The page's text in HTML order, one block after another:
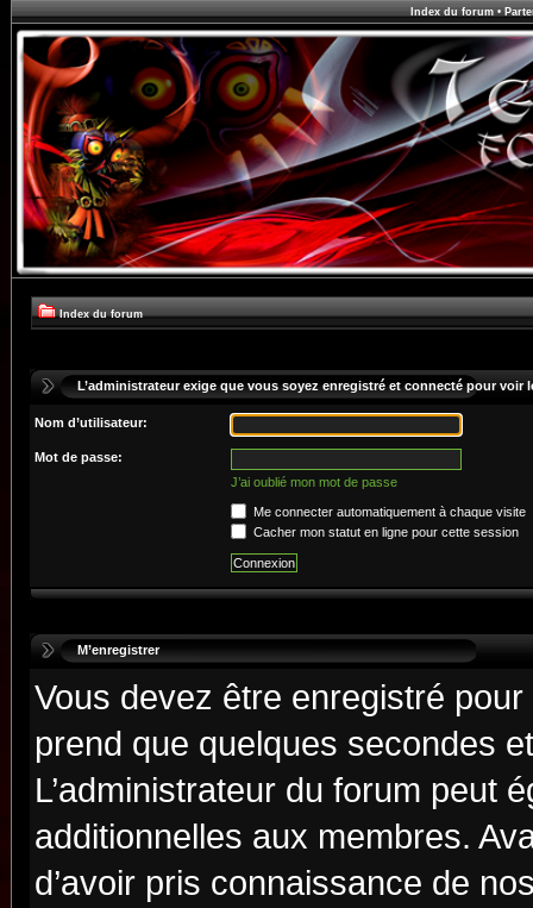
Index du forum•
Index du forum
L’administrateur exige que vous soyez enregistré et connecté pour voir
Nom d’utilisateur:
Mot de passe:
J’ai oublié mon mot de passe
Me connecter automatiquement à chaque visite
Cacher mon statut en ligne pour cette session
M’enregistrer
Vous devez être enregistré
prend que quelques secondes
L’administrateur du forum peut
additionnelles aux membres.
d’avoir pris connaissance de